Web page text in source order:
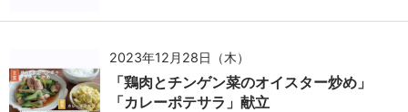
2023年12月28日（木）
「鶏肉とチンゲン菜のオイスター炒め」
「カレーポテサラ」献立